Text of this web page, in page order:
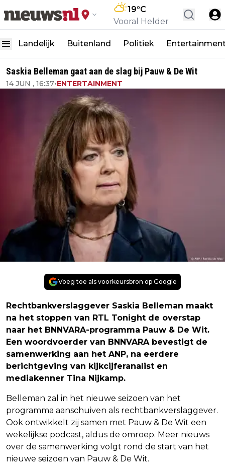
19°C
Vooral Helder
Landelijk Buitenland Politiek
Saskia Belleman gaat aan de slag bij Pauw & De Wit
14 JUN , 16:37•ENTERTAINMENT
Voeg toe als voorkeursbron op Google
Rechtbankverslaggever Saskia Belleman maakt
na het stoppen van RTL Tonight de overstap
naar het BNNVARA-programma Pauw & De Wit.
Een woordvoerder van BNNVARA bevestigt de
samenwerking aan het ANP, na eerdere
berichtgeving van kijkcijferanalist en
mediakenner Tina Nijkamp.
Belleman zal in het nieuwe seizoen van het
programma aanschuiven als rechtbankverslaggever.
Ook ontwikkelt zij samen met Pauw & De Wit een
wekelijkse podcast, aldus de omroep. Meer nieuws
over de samenwerking volgt rond de start van het
nieuwe seizoen van Pauw & De Wit.